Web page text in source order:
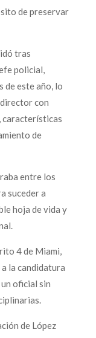
de preservar
tras
policial,
de este año, lo
con
características
de
entre los
suceder a
hoja de vida y
4 de Miami,
la candidatura
oficial sin
de López